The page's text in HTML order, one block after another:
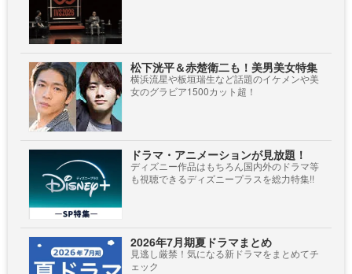
松下洸平＆赤楚衛二も！美男美女特集
横浜流星や板垣瑞生など話題のイケメンや美
女のグラビア1500カット超！
ドラマ・アニメーションが見放題！
ディズニー作品はもちろん国内外のドラマ等
も視聴できるディズニープラスを総力特集!!
2026年7月期夏ドラマまとめ
見逃し厳禁！気になる新ドラマをまとめてチ
ェック